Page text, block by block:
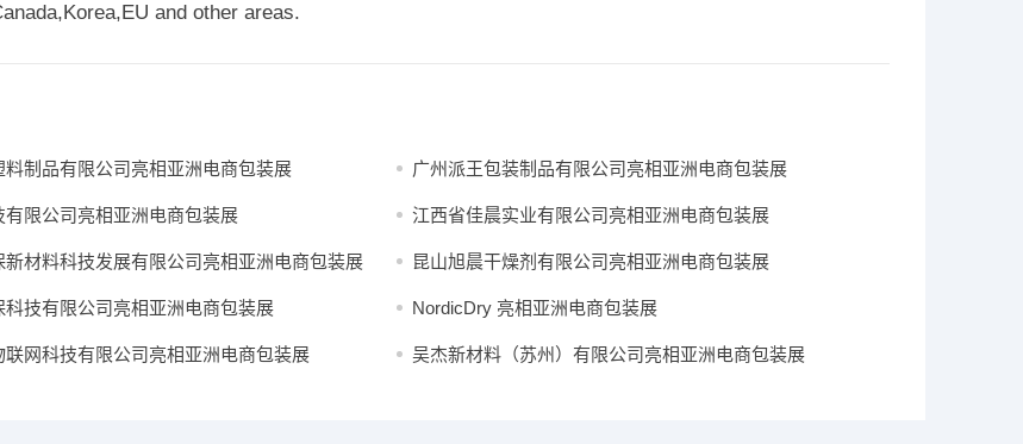
and other areas.
料制品有限公司亮相亚洲电商包装展 广州派王包装制品有限公司亮相亚洲电商包装展
有限公司亮相亚洲电商包装展 江西省佳晨实业有限公司亮相亚洲电商包装展
新材料科技发展有限公司亮相亚洲电商包装展 昆山旭晨干燥剂有限公司亮相亚洲电商包装展
科技有限公司亮相亚洲电商包装展 NordicDry 亮相亚洲电商包装展
联网科技有限公司亮相亚洲电商包装展 吴杰新材料（苏州）有限公司亮相亚洲电商包装展